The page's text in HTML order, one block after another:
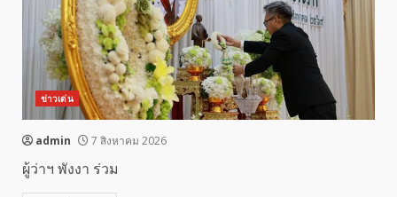
ข่าวเด่น
admin 7 สิงหาคม 2026
ผู้ว่าฯ พังงา ร่วม